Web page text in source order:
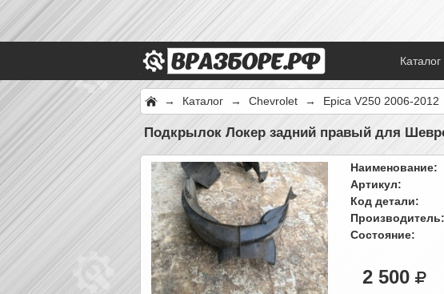
Каталог
→ Каталог → Chevrolet → Epica V250 2006-2012
Подкрылок Локер задний правый для
Наименование:
Артикул:
Код детали:
Производитель:
Состояние:
2 500